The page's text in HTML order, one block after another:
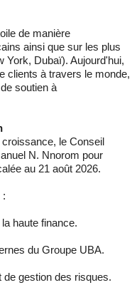
de manière
ainsi que sur les plus
York, Dubaï). Aujourd'hui,
clients à travers le monde,
soutien à
le Conseil
N. Nnorom pour
au 21 août 2026.
:
haute finance.
du Groupe UBA.
gestion des risques.